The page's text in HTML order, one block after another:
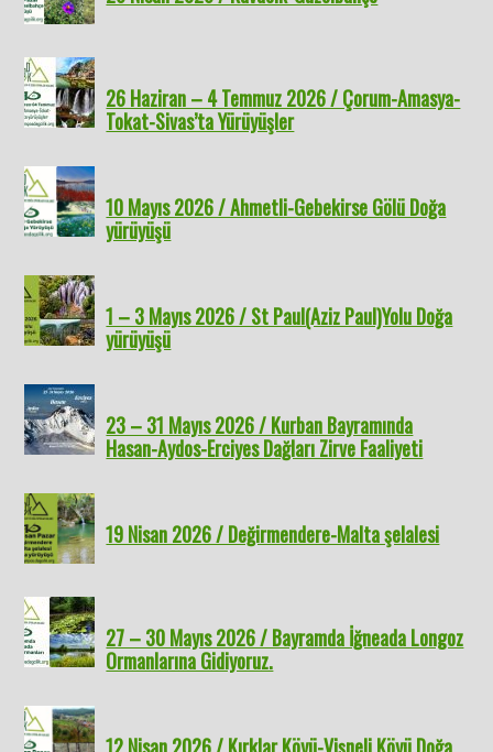
26 Haziran – 4 Temmuz 2026 / Çorum-Amasya-
Tokat-Sivas’ta Yürüyüşler
10 Mayıs 2026 / Ahmetli-Gebekirse Gölü Doğa
yürüyüşü
1 – 3 Mayıs 2026 / St Paul(Aziz Paul)Yolu Doğa
yürüyüşü
23 – 31 Mayıs 2026 / Kurban Bayramında
Hasan-Aydos-Erciyes Dağları Zirve Faaliyeti
19 Nisan 2026 / Değirmendere-Malta şelalesi
27 – 30 Mayıs 2026 / Bayramda İğneada Longoz
Ormanlarına Gidiyoruz.